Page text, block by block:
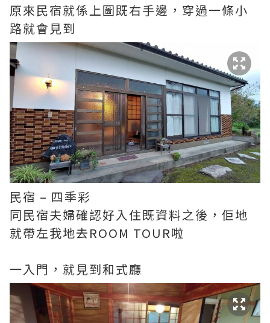
原來民宿就係上圖既右手邊，穿過一條小
路就會見到
民宿 – 四季彩
同民宿夫婦確認好入住既資料之後，佢地
就帶左我地去ROOM TOUR啦
一入門，就見到和式廳